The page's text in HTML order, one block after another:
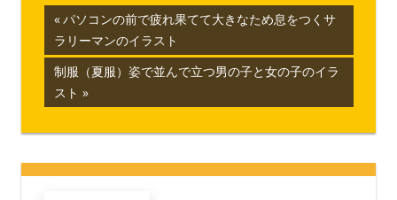
投
稿
ナ
ビ
ゲ
前
の
記
事:
パソコンの前で疲れ果てて大きなため息をつくサ
ラリーマンのイラスト
次
の
事:
制服（夏服）姿で並んで立つ男の子と女の子のイラ
スト